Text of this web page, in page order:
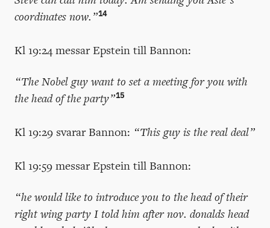
coordinates now.”14
Kl 19:24 messar Epstein till Bannon:
“The Nobel guy want to set a meeting for you with
the head of the party”15
Kl 19:29 svarar Bannon: “This guy is the real deal”
Kl 19:59 messar Epstein till Bannon:
“he would like to introduce you to the head of their
right wing party I told him after nov. donalds head